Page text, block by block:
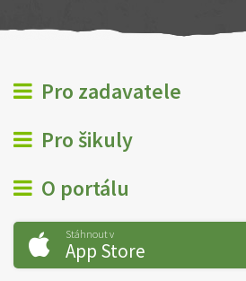
Pro zadavatele
Pro šikuly
O portálu
Stáhnout v
App Store